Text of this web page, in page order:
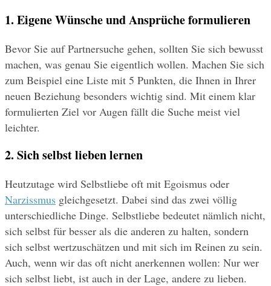
1. Eigene Wünsche und Ansprüche formulieren
Bevor Sie auf Partnersuche gehen, sollten Sie sich bewusst
machen, was genau Sie eigentlich wollen. Machen Sie sich
zum Beispiel eine Liste mit 5 Punkten, die Ihnen in Ihrer
neuen Beziehung besonders wichtig sind. Mit einem klar
formulierten Ziel vor Augen fällt die Suche meist viel
leichter.
2. Sich selbst lieben lernen
Narzissmus gleichgesetzt. Dabei sind das zwei völlig
unterschiedliche Dinge. Selbstliebe bedeutet nämlich nicht,
sich selbst für besser als die anderen zu halten, sondern
sich selbst wertzuschätzen und mit sich im Reinen zu sein.
Auch, wenn wir das oft nicht anerkennen wollen: Nur wer
sich selbst liebt, ist auch in der Lage, andere zu lieben.